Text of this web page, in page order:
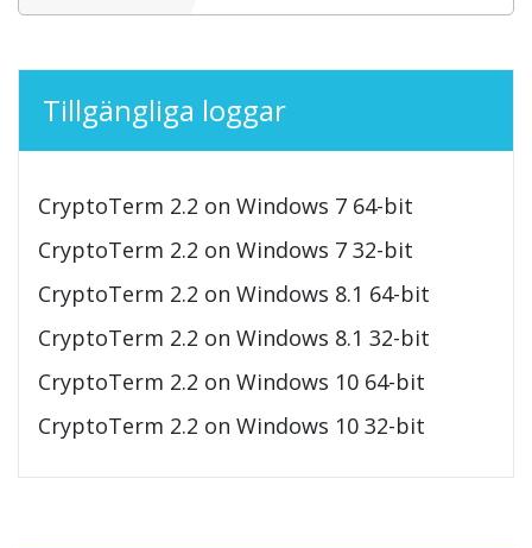
Tillgängliga loggar
CryptoTerm 2.2 on Windows 7 64-bit
CryptoTerm 2.2 on Windows 7 32-bit
CryptoTerm 2.2 on Windows 8.1 64-bit
CryptoTerm 2.2 on Windows 8.1 32-bit
CryptoTerm 2.2 on Windows 10 64-bit
CryptoTerm 2.2 on Windows 10 32-bit